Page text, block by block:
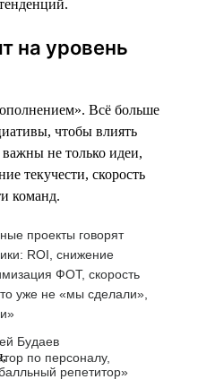
на уровень
Всё больше
чтобы влиять
не только идеи,
текучести, скорость
команд.
проекты говорят
ROI, снижение
ФОТ, скорость
уже не «мы сделали»,
Будаев
по персоналу,
репетитор»